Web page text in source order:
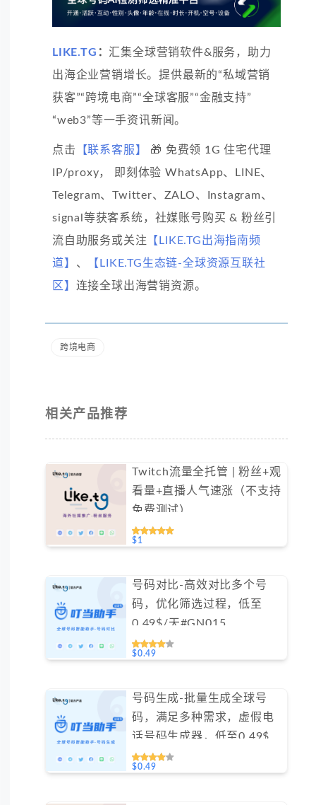
LIKE.TG ： 汇集全球营销软件&服务，助力
出海企业营销增长。提供最新的“私域营销
获客”“跨境电商”“全球客服”“金融支持”
“web3”等一手资讯新闻。
点击 【联系客服】
🎁 免费领 1G 住宅代理
IP/proxy， 即刻体验 WhatsApp、LINE、
Telegram、Twitter、ZALO、Instagram、
signal等获客系统，社媒账号购买 & 粉丝引
流自助服务或关注 【LIKE.TG出海指南频
道】 、
【LIKE.TG生态链-全球资源互联社
区】 连接全球出海营销资源。
跨境电商
相关产品推荐
Twitch流量全托管 | 粉丝+观
看量+直播人气速涨（不支持
免费测试）
$1
号码对比-高效对比多个号
码，优化筛选过程，低至
0.49$/天#GN015
$0.49
号码生成-批量生成全球号
码，满足多种需求，虚假电
话号码生成器，低至0.49$/
天#GN016
$0.49